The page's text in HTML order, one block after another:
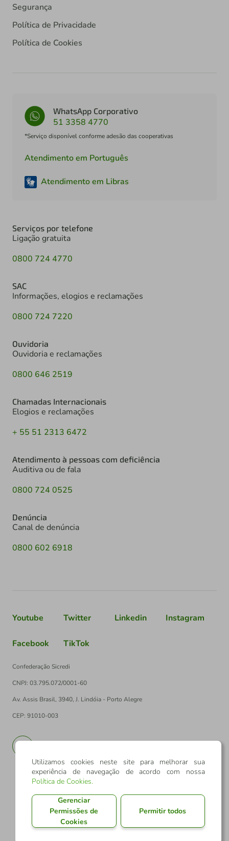
Segurança
Política de Privacidade
Política de Cookies
WhatsApp Corporativo
51 3358 4770
*Serviço disponível conforme adesão das cooperativas
Atendimento em Português
Atendimento em Libras
Serviços por telefone
Ligação gratuita
0800 724 4770
SAC
Informações, elogios e reclamações
0800 724 7220
Ouvidoria
Ouvidoria e reclamações
0800 646 2519
Chamadas Internacionais
Elogios e reclamações
+ 55 51 2313 6472
Atendimento à pessoas com deficiência
Auditiva ou de fala
0800 724 0525
Denúncia
Canal de denúncia
0800 602 6918
Youtube Twitter Linkedin Instagram
Facebook TikTok
Confederação Sicredi
CNPJ: 03.795.072/0001-60
Av. Assis Brasil, 3940, J. Lindóia - Porto Alegre
CEP: 91010-003
Utilizamos cookies neste site para melhorar sua
experiência de navegação de acordo com nossa
Política de Cookies.
Gerenciar
Permissões de
Cookies
Permitir todos